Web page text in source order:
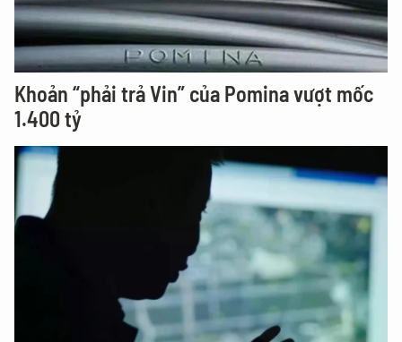
Khoản “phải trả Vin” của Pomina vượt mốc
1.400 tỷ